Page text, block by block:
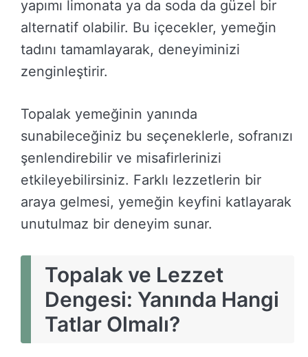
yapımı limonata ya da soda da güzel bir
alternatif olabilir. Bu içecekler, yemeğin
tadını tamamlayarak, deneyiminizi
zenginleştirir.
Topalak yemeğinin yanında
sunabileceğiniz bu seçeneklerle, sofranızı
şenlendirebilir ve misafirlerinizi
etkileyebilirsiniz. Farklı lezzetlerin bir
araya gelmesi, yemeğin keyfini katlayarak
unutulmaz bir deneyim sunar.
Topalak ve Lezzet
Dengesi: Yanında Hangi
Tatlar Olmalı?